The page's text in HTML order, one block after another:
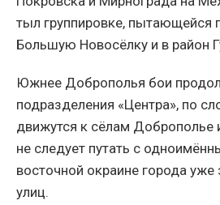
тыл группировке, пытающейся
Большую Новосёлку и в район
Южнее Доброполья бои
подразделения «Центра», по
движутся к сёлам Доброполье
не следует путать с
восточной окраине города уже
улиц.